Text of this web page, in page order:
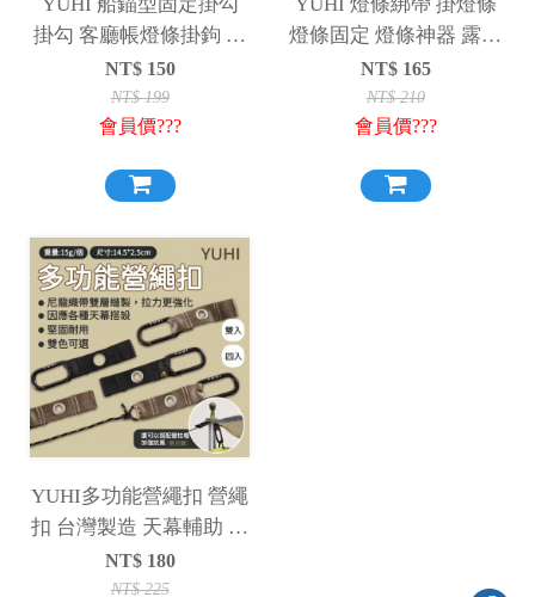
掛勾 客廳帳燈條掛鉤 客
廳帳 掛鉤 燈條掛鉤 營柱
掛鉤 豬尾巴 掛鉤 燈條
NT$ 150
NT$199
會員價???
燈條固定 燈條神器 露營
必備 燈條 燈條掛鉤 露營
NT$ 165
NT$210
會員價???
YUHI多功能營繩扣 營繩
扣 台灣製造 天幕輔助 露
營 燈條輔助 天幕神器 天
幕固定 掛燈條
NT$ 180
NT$225